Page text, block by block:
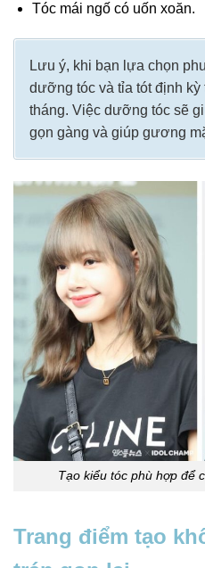
Tóc mái ngố có uốn xoăn.
Lưu ý, khi bạn lựa chọn
dưỡng tóc và tỉa tót định
tháng. Việc dưỡng tóc sẽ
gọn gàng và giúp gương
Tạo kiểu tóc phù hợp để
Trang điểm tạo